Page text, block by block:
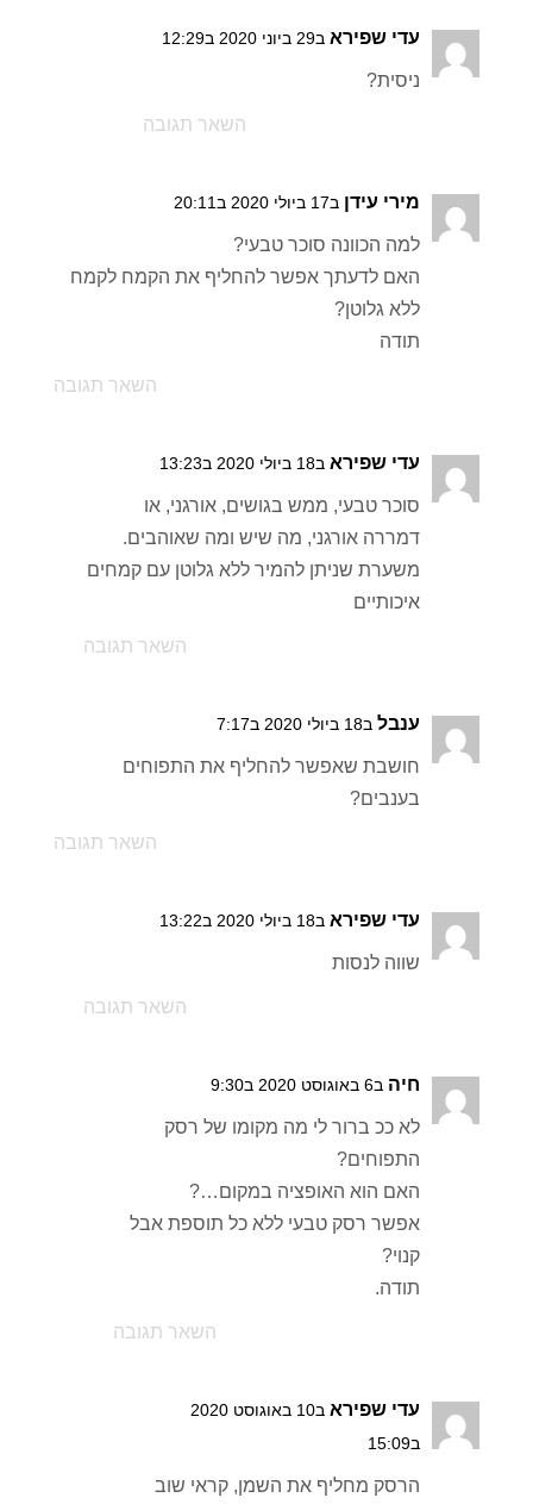
עדי שפירא ב29 ביוני 2020 ב12:29
ניסית?
השאר תגובה
מירי עידן ב17 ביולי 2020 ב20:11
למה הכוונה סוכר טבעי?
האם לדעתך אפשר להחליף את הקמח לקמח
ללא גלוטן?
תודה
השאר תגובה
עדי שפירא ב18 ביולי 2020 ב13:23
סוכר טבעי, ממש בגושים, אורגני, או
דמררה אורגני, מה שיש ומה שאוהבים.
משערת שניתן להמיר ללא גלוטן עם קמחים
איכותיים
השאר תגובה
ענבל ב18 ביולי 2020 ב7:17
חושבת שאפשר להחליף את התפוחים
בענבים?
השאר תגובה
עדי שפירא ב18 ביולי 2020 ב13:22
שווה לנסות
השאר תגובה
חיה ב6 באוגוסט 2020 ב9:30
לא ככ ברור לי מה מקומו של רסק
התפוחים?
האם הוא האופציה במקום…?
אפשר רסק טבעי ללא כל תוספת אבל
קנוי?
תודה.
השאר תגובה
עדי שפירא
ב10 באוגוסט 2020
ב15:09
הרסק מחליף את השמן, קראי שוב